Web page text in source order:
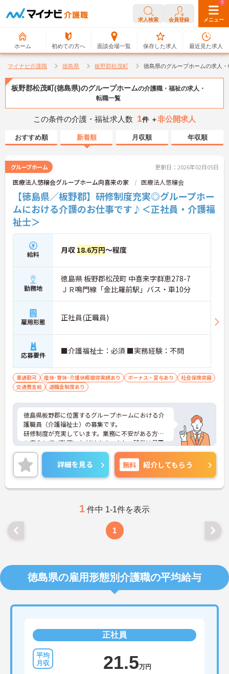
求人検索 会員登録 メニュー
ホーム 初めての方へ 面談会場一覧
0
保存した求人
0
最近見た求人
マイナビ介護職 徳島県 板野郡松茂町 徳島県のグループホームの求人
板野郡松茂町(徳島県)のグループホームの介護職・福祉の求人・
転職一覧
この条件の介護・福祉求人数 1件 ＋非公開求人
おすすめ順 新着順 月収順 年収順
グループホーム 更新日：2026年02月05日
医療法人悠穣会グループホーム向喜来の家 医療法人悠穣会
【徳島県／板野郡】研修制度充実◎グループホー
ムにおける介護のお仕事です♪＜正社員・介護福
祉士＞
給料 月収 18.6万円～程度
勤務地
徳島県 板野郡松茂町 中喜来字群恵278-7
ＪＲ鳴門線「金比羅前駅」バス・車10分
雇用形態 正社員(正職員)
応募要件 ■介護福祉士：必須 ■実務経験：不問
車通勤可 産休･育休･介護休暇取得実績あり ボーナス・賞与あり
社会保険完備
交通費支給
退職金制度あり
徳島県板野郡に位置するグループホームにおける介
護職員（介護福祉士）の募集です。
研修制度が充実しています。業務に不安がある方で
も安心してご勤務いただけます。また、残業は月平
均1時間程度です。ワークライフバランスを保ちなが
らご勤務いただけます。
ご興味のある方には、面接対策ポイントなど、さら
に詳細をご案内しますのでお気軽にご相談くださ
い！
詳細を見る 無料 紹介してもらう
1 件中 1-1件を表示
1
徳島県の雇用形態別介護職の平均給与
正社員
21.5万円